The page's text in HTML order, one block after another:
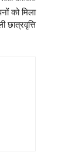
को मिला
छात्रवृत्ति